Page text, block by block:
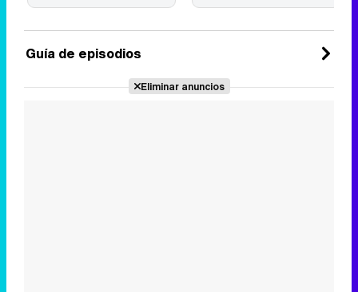
Guía de episodios
Eliminar anuncios